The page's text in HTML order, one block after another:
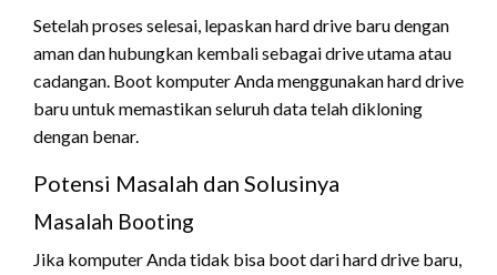
Setelah proses selesai, lepaskan hard drive baru dengan
aman dan hubungkan kembali sebagai drive utama atau
cadangan. Boot komputer Anda menggunakan hard drive
baru untuk memastikan seluruh data telah dikloning
dengan benar.
Potensi Masalah dan Solusinya
Masalah Booting
Jika komputer Anda tidak bisa boot dari hard drive baru,